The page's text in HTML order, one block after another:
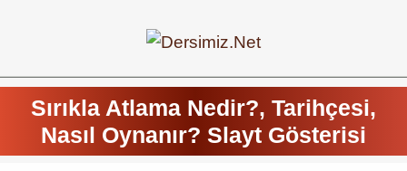
Sırıkla Atlama Nedir?, Tarihçesi,
Nasıl Oynanır? Slayt Gösterisi